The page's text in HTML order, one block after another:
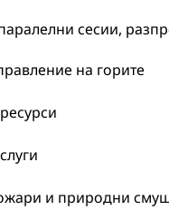
сесии,
на горите
и природни